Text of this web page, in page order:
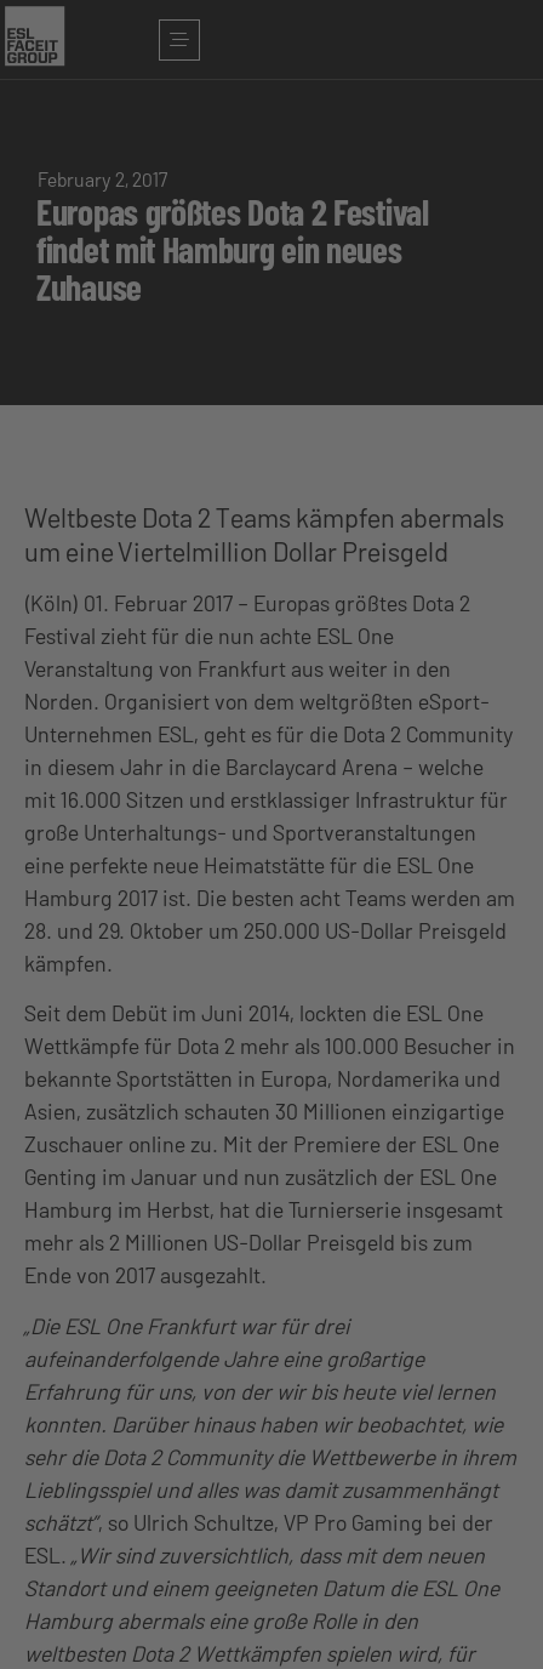
February 2, 2017
Europas größtes Dota 2 Festival
findet mit Hamburg ein neues
Zuhause
Weltbeste Dota 2 Teams kämpfen abermals
um eine Viertelmillion Dollar Preisgeld
(Köln) 01. Februar 2017 – Europas größtes Dota 2
Festival zieht für die nun achte ESL One
Veranstaltung von Frankfurt aus weiter in den
Norden. Organisiert von dem weltgrößten eSport-
Unternehmen ESL, geht es für die Dota 2 Community
in diesem Jahr in die Barclaycard Arena – welche
mit 16.000 Sitzen und erstklassiger Infrastruktur für
große Unterhaltungs- und Sportveranstaltungen
eine perfekte neue Heimatstätte für die ESL One
Hamburg 2017 ist. Die besten acht Teams werden am
28. und 29. Oktober um 250.000 US-Dollar Preisgeld
kämpfen.
Seit dem Debüt im Juni 2014, lockten die ESL One
Wettkämpfe für Dota 2 mehr als 100.000 Besucher in
bekannte Sportstätten in Europa, Nordamerika und
Asien, zusätzlich schauten 30 Millionen einzigartige
Zuschauer online zu. Mit der Premiere der ESL One
Genting im Januar und nun zusätzlich der ESL One
Hamburg im Herbst, hat die Turnierserie insgesamt
mehr als 2 Millionen US-Dollar Preisgeld bis zum
Ende von 2017 ausgezahlt.
„Die ESL One Frankfurt war für drei
aufeinanderfolgende Jahre eine großartige
Erfahrung für uns, von der wir bis heute viel lernen
konnten. Darüber hinaus haben wir beobachtet, wie
sehr die Dota 2 Community die Wettbewerbe in ihrem
Lieblingsspiel und alles was damit zusammenhängt
schätzt”, so Ulrich Schultze, VP Pro Gaming bei der
ESL. „Wir sind zuversichtlich, dass mit dem neuen
Standort und einem geeigneten Datum die ESL One
Hamburg abermals eine große Rolle in den
weltbesten Dota 2 Wettkämpfen spielen wird, für